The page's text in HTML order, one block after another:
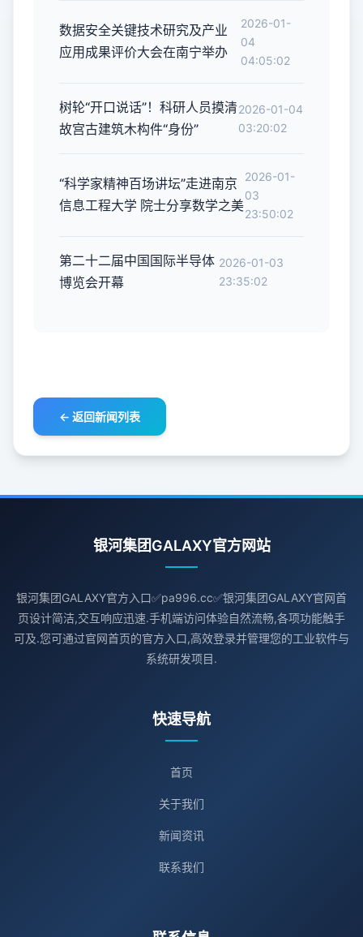
数据安全关键技术研究及产业
应用成果评价大会在南宁举办
2026-01-
04
04:05:02
树轮“开口说话”！科研人员摸清
故宫古建筑木构件“身份”
2026-01-04
03:20:02
“科学家精神百场讲坛”走进南京
信息工程大学 院士分享数学之美
2026-01-
03
23:50:02
第二十二届中国国际半导体
博览会开幕
2026-01-03
23:35:02
← 返回新闻列表
银河集团GALAXY官方网站
银河集团GALAXY官方入口✅pa996.cc✅银河集团GALAXY官网首
页设计简洁,交互响应迅速.手机端访问体验自然流畅,各项功能触手
可及.您可通过官网首页的官方入口,高效登录并管理您的工业软件与
系统研发项目.
快速导航
首页
关于我们
新闻资讯
联系我们